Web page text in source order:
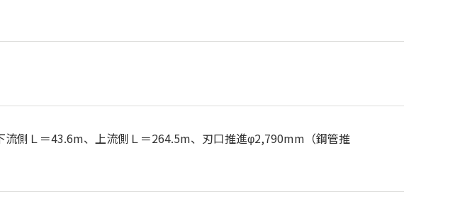
側Ｌ＝43.6m、上流側Ｌ＝264.5m、刃口推進φ2,790mm（鋼管推